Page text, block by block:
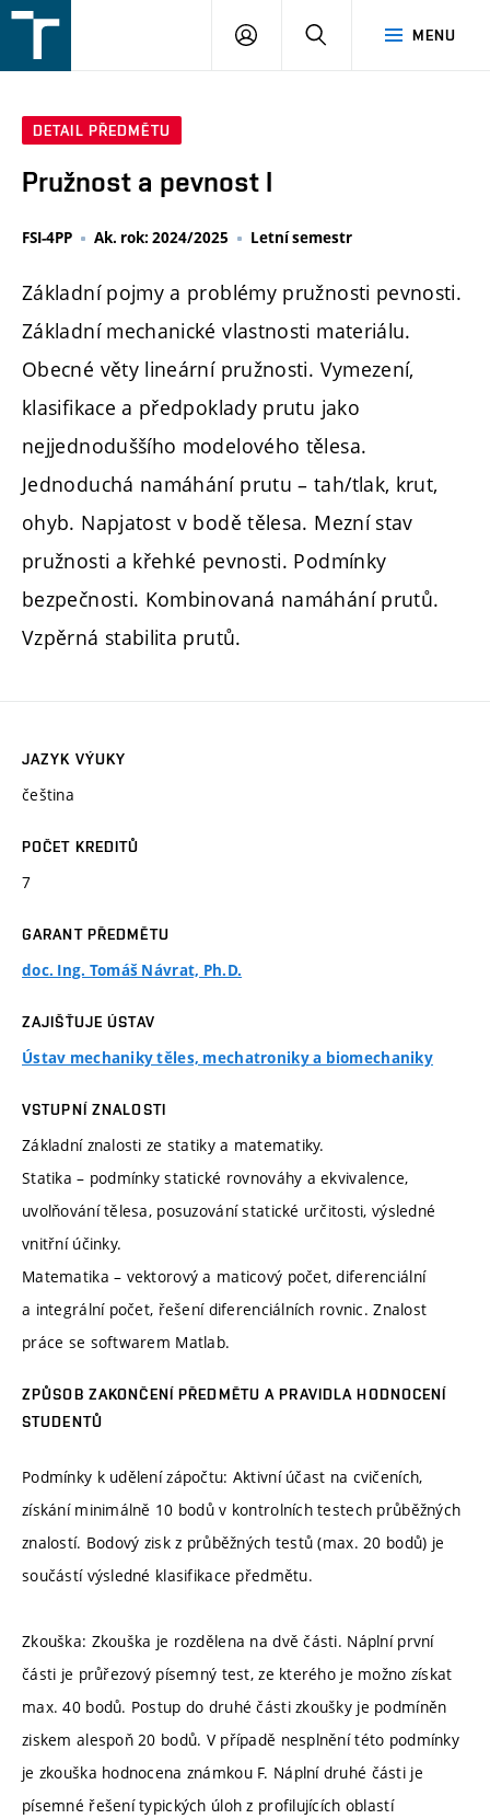
v
MENU
PŘIHLÁŠENÍ
DETAIL PŘEDMĚTU
Pružnost a pevnost I
FSI-4PP Ak. rok: 2024/2025 Letní semestr
Základní pojmy a problémy pružnosti pevnosti.
Základní mechanické vlastnosti materiálu.
Obecné věty lineární pružnosti. Vymezení,
klasifikace a předpoklady prutu jako
nejjednoduššího modelového tělesa.
Jednoduchá namáhání prutu – tah/tlak, krut,
ohyb. Napjatost v bodě tělesa. Mezní stav
pružnosti a křehké pevnosti. Podmínky
bezpečnosti. Kombinovaná namáhání prutů.
Vzpěrná stabilita prutů.
JAZYK VÝUKY
čeština
POČET KREDITŮ
7
GARANT PŘEDMĚTU
doc. Ing. Tomáš Návrat, Ph.D.
ZAJIŠŤUJE ÚSTAV
Ústav mechaniky těles, mechatroniky a biomechaniky
VSTUPNÍ ZNALOSTI
Základní znalosti ze statiky a matematiky.
Statika – podmínky statické rovnováhy a ekvivalence,
uvolňování tělesa, posuzování statické určitosti, výsledné
vnitřní účinky.
Matematika – vektorový a maticový počet, diferenciální
a integrální počet, řešení diferenciálních rovnic. Znalost
práce se softwarem Matlab.
ZPŮSOB ZAKONČENÍ PŘEDMĚTU A PRAVIDLA HODNOCENÍ
STUDENTŮ
Podmínky k udělení zápočtu: Aktivní účast na cvičeních,
získání minimálně 10 bodů v kontrolních testech průběžných
znalostí. Bodový zisk z průběžných testů (max. 20 bodů) je
součástí výsledné klasifikace předmětu.
Zkouška: Zkouška je rozdělena na dvě části. Náplní první
části je průřezový písemný test, ze kterého je možno získat
max. 40 bodů. Postup do druhé části zkoušky je podmíněn
ziskem alespoň 20 bodů. V případě nesplnění této podmínky
je zkouška hodnocena známkou F. Náplní druhé části je
písemné řešení typických úloh z profilujících oblastí